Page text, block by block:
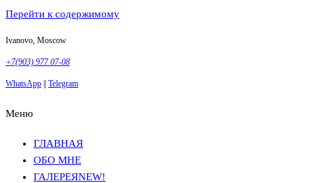
Перейти к содержимому
Ivanovo, Moscow
+7(903) 977 07-08
WhatsApp Telegram
Меню
ГЛАВНАЯ
ОБО МНЕ
ГАЛЕРЕЯNEW!